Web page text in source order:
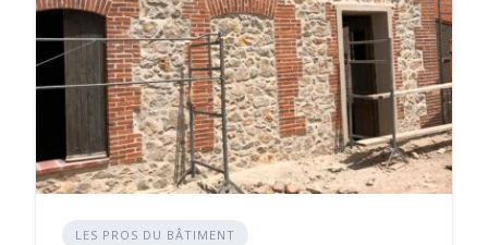
LES PROS DU BÂTIMENT